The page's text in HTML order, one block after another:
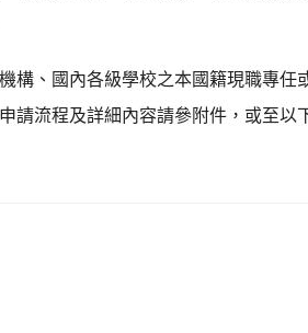
構、國內各級學校之本國籍現職專任
請流程及詳細內容請參附件，或至以